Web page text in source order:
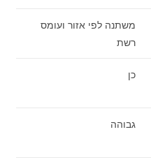
משתנה לפי אזור ועומס
רשת
כן
גבוהה